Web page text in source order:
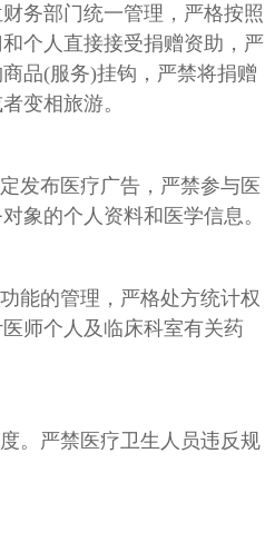
务部门统一管理，严格按照
个人直接接受捐赠资助，严
品(服务)挂钩，严禁将捐赠
变相旅游。
发布医疗广告，严禁参与医
象的个人资料和医学信息。
能的管理，严格处方统计权
师个人及临床科室有关药
。严禁医疗卫生人员违反规